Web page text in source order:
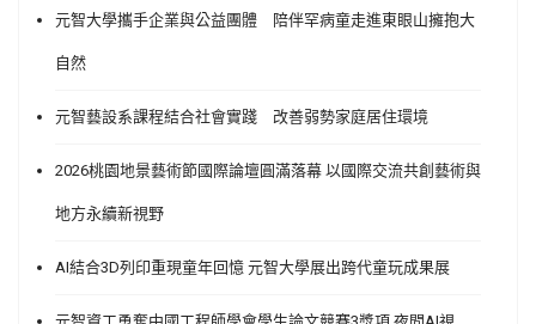
元智大學攜手企業與公益團體 陪伴罕病童走進東眼山擁抱大
自然
元智藝設系課程結合社會實踐 改善弱勢家庭居住環境
2026桃園地景藝術節國際論壇圓滿落幕 以國際交流共創藝術與
地方永續新視野
AI結合3D列印重現童年回憶 元智大學展出跨代童玩成果展